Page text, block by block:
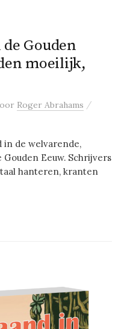
Gouden
moeilijk,
Roger Abrahams /
in de welvarende,
Eeuw. Schrijvers
hanteren, kranten